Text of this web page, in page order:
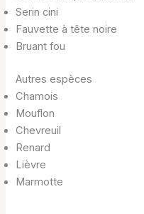
Serin cini
Fauvette à tête noire
Bruant fou
Autres espèces
Chamois
Mouflon
Chevreuil
Renard
Lièvre
Marmotte